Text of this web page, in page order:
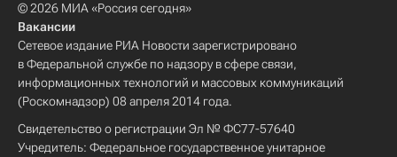
© 2026 МИА «Россия сегодня»
Вакансии
Сетевое издание РИА Новости зарегистрировано
в Федеральной службе по надзору в сфере связи,
информационных технологий и массовых коммуникаций
(Роскомнадзор) 08 апреля 2014 года.
Свидетельство о регистрации Эл № ФС77-57640
Учредитель: Федеральное государственное унитарное